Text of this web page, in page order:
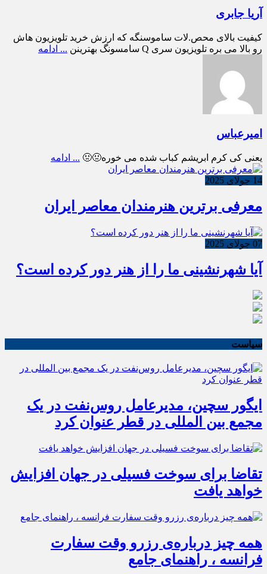
آریا جابری
کیفیت بالای محص.لات ساموسنگه که ارزش خرید تلویزیون هاش
رو بالا می بره تلویزیون سری Q سامسونگ بهترینن
... ادامه
امیرعباس
یعنی کی کرم ابریشم کباب شده می خوره🤢🤢 ... ادامه
14 جولای 2025
معرفی برترین هنرمندان معاصر ایران
07 جولای 2025
آیا شهرنشینی ما را از هنر دور کرده است؟
سیاست
ایگور سچین، مدیرعامل روس‌نفت در یک
مجمع بین المللی در قطر عنوان کرد
تقاضا برای سوخت فسیلی در جهان افزایش
خواهد یافت
همه چیز درباره‌ی رزرو وقت سفارت
فرانسه ، راهنمای جامع